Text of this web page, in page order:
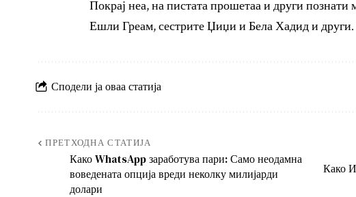
Покрај неа, на пистата прошетаа и други
Ешли Греам, сестрите Џиџи и Бела Хадид и други.
Сподели ја оваа статија
ПРЕТХОДНА СТАТИЈА
Како WhatsApp заработува пари: Само неодамна
воведената опција вреди неколку милијарди
долари
Како